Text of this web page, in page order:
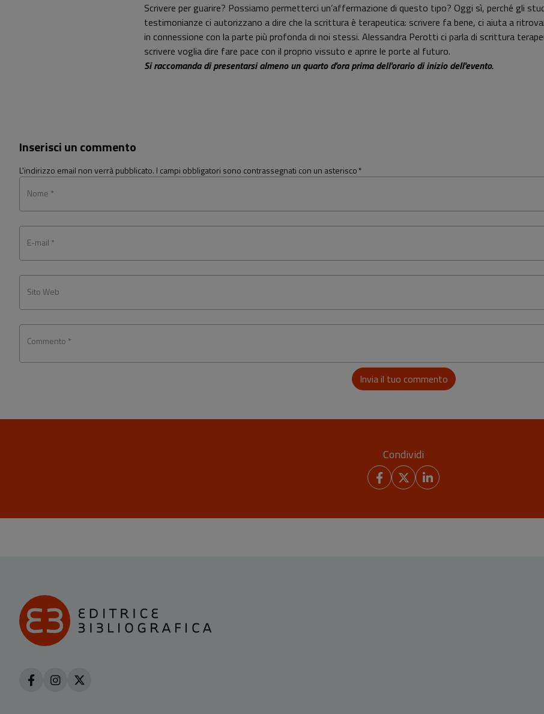
Scrivere per guarire? Possiamo permetterci un’affermazione di questo tipo? Oggi sì, perché gli
testimonianze ci autorizzano a dire che la scrittura è terapeutica: scrivere fa bene, ci aiuta a
in connessione con la parte più profonda di noi stessi. Alessandra Perotti ci parla di scrittura
scrivere voglia dire fare pace con il proprio vissuto e aprire le porte al futuro.
Si raccomanda di presentarsi almeno un quarto d'ora prima dell'orario di inizio dell'evento.
Inserisci un commento
L'indirizzo email non verrà pubblicato. I campi obbligatori sono contrassegnati con un asterisco*
Nome *
E-mail *
Sito Web
Commento *
Invia il tuo commento
Condividi